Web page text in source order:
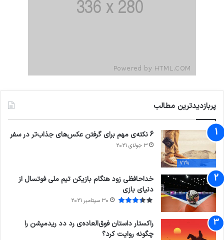
پربازدیدترین مطالب
71%
6 نکته‌ی مهم برای گرفتن عکس‌های جذاب‌تر در سفر
3 جولای 2021
خداحافظی زود هنگام بازیکن تیم ملی فوتسال از
دنیای بازی
30 سپتامبر 2021
راکستار داستان فوق‌العاده‌ی رد دد ریدمپشن را
چگونه روایت کرد؟